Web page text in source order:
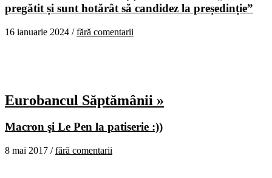
pregătit și sunt hotărât să candidez la președinție”
16 ianuarie 2024 /fără comentarii
Eurobancul Săptămânii »
Macron şi Le Pen la patiserie :))
8 mai 2017 /fără comentarii